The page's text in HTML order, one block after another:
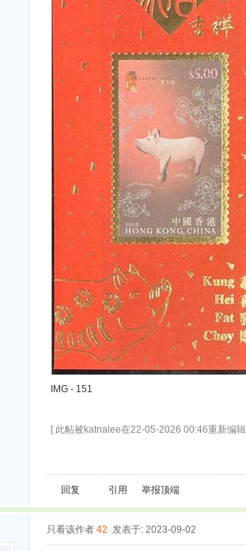
IMG - 151
[ 此帖被katnalee在22-05-2026 00:46重新编
回复 引用 举报顶端
只看该作者 42 发表于: 2023-09-02